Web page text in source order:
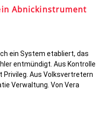
Abnickinstrument
ein System etabliert, das
entmündigt. Aus Kontrolle
Aus Volksvertretern
Verwaltung. Von Vera